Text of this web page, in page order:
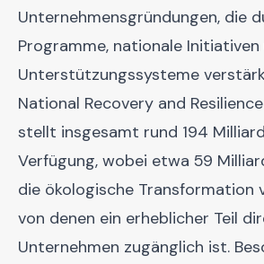
Unternehmensgründungen, die
Programme, nationale
Unterstützungssysteme
National Recovery and Resilience
stellt insgesamt rund 194
Verfügung, wobei etwa 59
die ökologische Transformation
von denen ein erheblicher Teil
Unternehmen zugänglich ist.